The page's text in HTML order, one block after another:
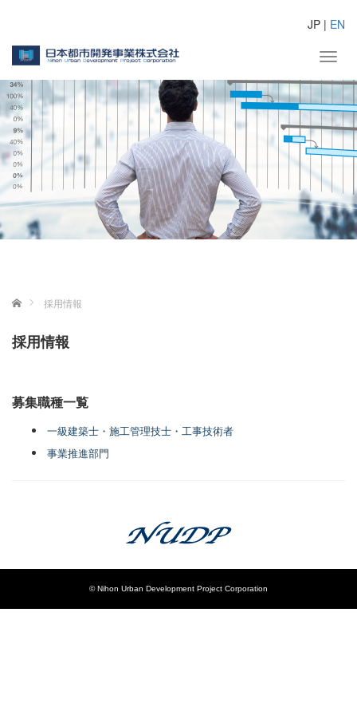
JP | EN
ホーム 採用情報
採用情報
募集職種一覧
一級建築士・施工管理技士・工事技術者
事業推進部門
© Nihon Urban Development Project Corporation